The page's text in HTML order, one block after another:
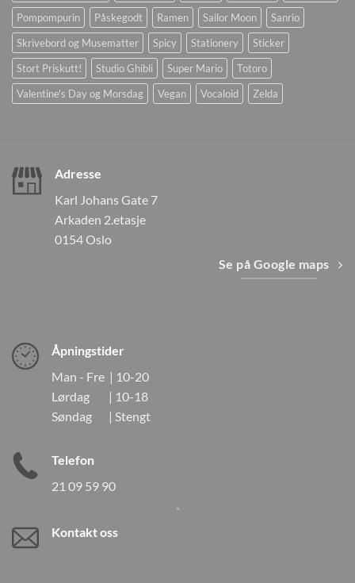
Pompompurin
Påskegodt Ramen Sailor Moon
Sanrio
Skrivebord og Musematter
Spicy Stationery
Sticker
Stort Priskutt!
Studio Ghibli Super Mario
Totoro
Valentine's Day og Morsdag
Vegan Vocaloid Zelda
Adresse
Karl Johans Gate 7
Arkaden 2.etasje
0154 Oslo
Se på Google maps
Åpningstider
Man - Fre | 10-20
Lørdag | 10-18
Søndag | Stengt
Telefon
21 09 59 90
Kontakt oss